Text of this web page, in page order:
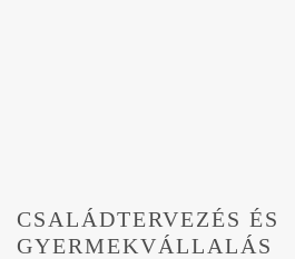
CSALÁDTERVEZÉS ÉS
GYERMEKVÁLLALÁS